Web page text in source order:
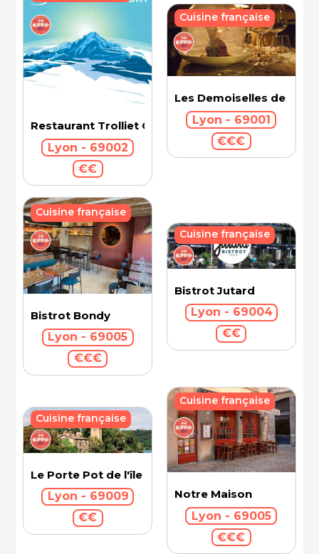
Restaurant Trolliet Grand Hotel Dieu
Lyon - 69002
€€
Les Demoiselles de
Lyon - 69001
€€€
Cuisine française
Bistrot Bondy
Lyon - 69005
€€€
Cuisine française
Bistrot Jutard
Lyon - 69004
€€
Cuisine française
Le Porte Pot de l'île Barbe
Lyon - 69009
€€
Cuisine française
Notre Maison
Lyon - 69005
€€€
Cuisine française